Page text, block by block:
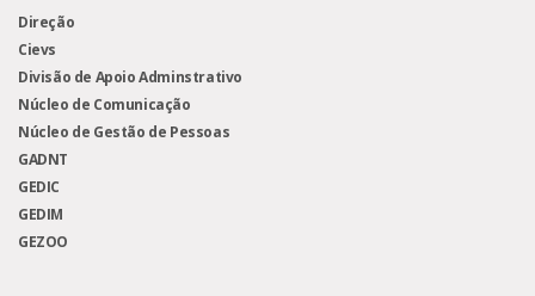
Direção
Cievs
Divisão de Apoio Adminstrativo
Núcleo de Comunicação
Núcleo de Gestão de Pessoas
GADNT
GEDIC
GEDIM
GEZOO